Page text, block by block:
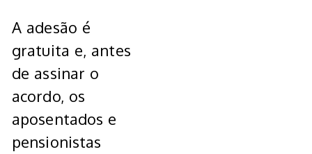
A adesão é
gratuita e, antes
de assinar o
acordo, os
aposentados e
pensionistas